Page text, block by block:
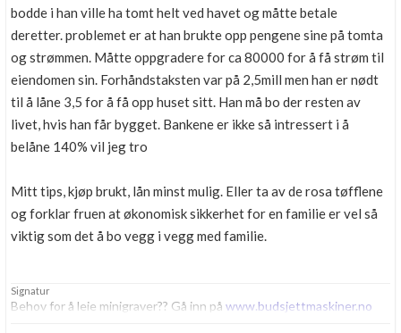
bodde i han ville ha tomt helt ved havet og måtte betale
deretter. problemet er at han brukte opp pengene sine på tomta
og strømmen. Måtte oppgradere for ca 80000 for å få strøm til
eiendomen sin. Forhåndstaksten var på 2,5mill men han er nødt
til å låne 3,5 for å få opp huset sitt. Han må bo der resten av
livet, hvis han får bygget. Bankene er ikke så intressert i å
belåne 140% vil jeg tro
Mitt tips, kjøp brukt, lån minst mulig. Eller ta av de rosa tøfflene
og forklar fruen at økonomisk sikkerhet for en familie er vel så
viktig som det å bo vegg i vegg med familie.
Signatur
Behov for å leie minigraver?? Gå inn på www.budsjettmaskiner.no